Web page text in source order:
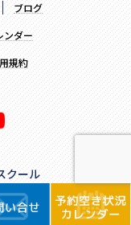
ブログ
ンダー
規約
クール